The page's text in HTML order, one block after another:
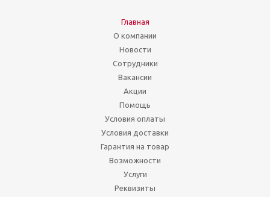
Главная
О компании
Новости
Сотрудники
Вакансии
Акции
Помощь
Условия оплаты
Условия доставки
Гарантия на товар
Возможности
Услуги
Реквизиты